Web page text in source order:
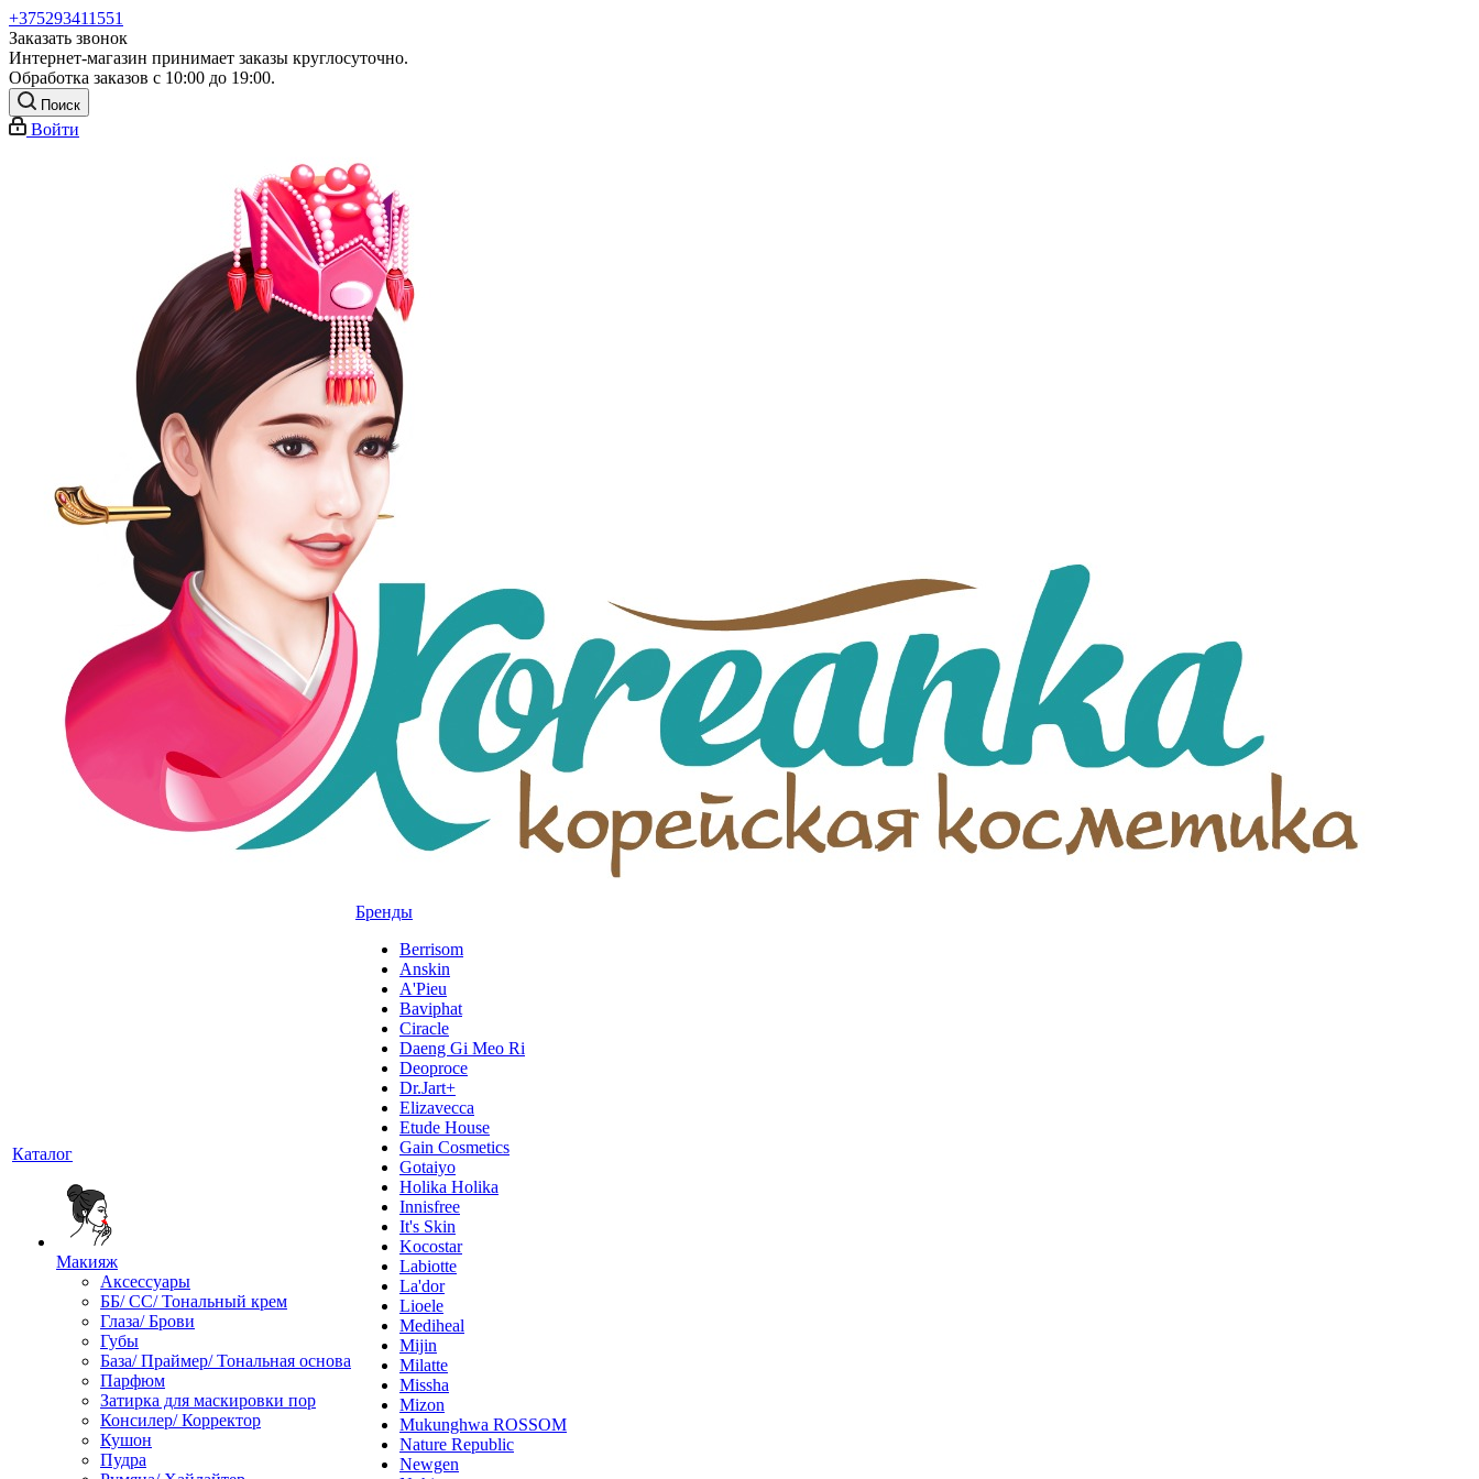
+375293411551
Заказать звонок
Интернет-магазин принимает заказы круглосуточно.
Обработка заказов с 10:00 до 19:00.
Поиск
Войти
Каталог
Макияж
Аксессуары
ББ/ СС/ Тональный крем
Глаза/ Брови
Губы
База/ Праймер/ Тональная основа
Парфюм
Затирка для маскировки пор
Консилер/ Корректор
Кушон
Пудра
Бренды
Berrisom
Anskin
A'Pieu
Baviphat
Ciracle
Daeng Gi Meo Ri
Deoproce
Dr.Jart+
Elizavecca
Etude House
Gain Cosmetics
Gotaiyo
Holika Holika
Innisfree
It's Skin
Kocostar
Labiotte
La'dor
Lioele
Mediheal
Mijin
Milatte
Missha
Mizon
Mukunghwa ROSSOM
Nature Republic
Newgen